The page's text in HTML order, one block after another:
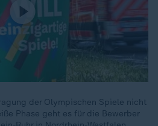
der Olympischen Spiele nicht
Phase geht es für die Bewerber